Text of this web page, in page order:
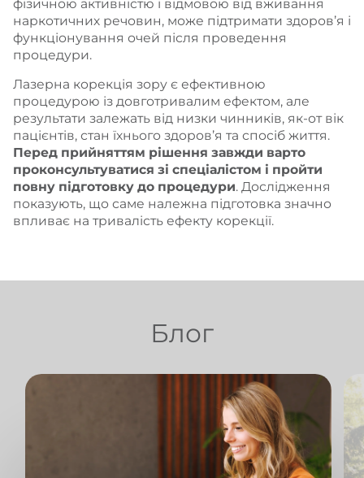
фізичною активністю і відмовою від вживання
наркотичних речовин, може підтримати здоров’я і
функціонування очей після проведення
процедури.
Лазерна корекція зору є ефективною
процедурою із довготривалим ефектом, але
результати залежать від низки чинників, як-от вік
пацієнтів, стан їхнього здоров’я та спосіб життя.
Перед прийняттям рішення завжди варто
проконсультуватися зі спеціалістом і пройти
повну підготовку до процедури. Дослідження
показують, що саме належна підготовка значно
впливає на тривалість ефекту корекції.
Блог